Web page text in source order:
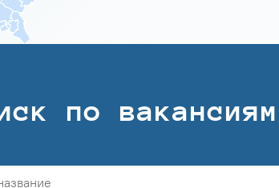
по вакансиям